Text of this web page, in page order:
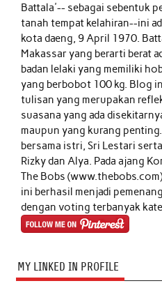
Battala'-- sebagai sebentuk
tanah tempat kelahiran--ini
kota daeng, 9 April 1970.
Makassar yang berarti berat
badan lelaki yang memiliki
yang berbobot 100 kg. Blog
tulisan yang merupakan
suasana yang ada
maupun yang kurang
bersama istri, Sri Lestari
Rizky dan Alya. Pada ajang
The Bobs
ini berhasil menjadi
dengan voting terbanyak
MY LINKED IN PROFILE